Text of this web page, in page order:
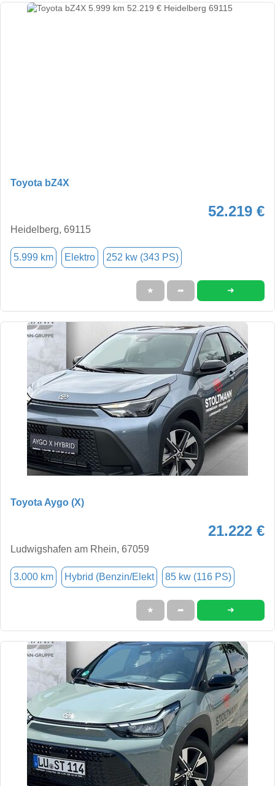
Toyota bZ4X
52.219 €
Heidelberg, 69115
5.999 km Elektro 252 kw (343 PS)
★ ➦ ➜
Toyota Aygo (X)
21.222 €
Ludwigshafen am Rhein, 67059
3.000 km Hybrid (Benzin/Elekt 85 kw (116 PS)
★ ➦ ➜